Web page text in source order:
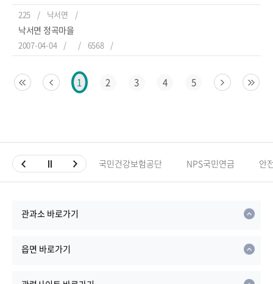
225
낙서면
낙서면 정곡마을
2007-04-04 6568
1 2 3 4 5
국민건강보험공단 NPS국민연금 안
관과소 바로가기
읍면 바로가기